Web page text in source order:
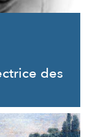
des